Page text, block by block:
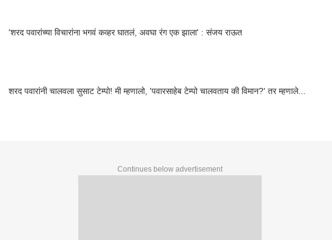
'शरद पवारांच्या विचारांना भगवं कव्हर घातलं, अवघा रंग एक झाला' : संजय राऊत
शरद पवारांनी चालवला सुसाट टेम्पो! मी म्हणालो, 'पवारसाहेब टेम्पो चालवताय की विमान?' तर म्हणाले...
Continues below advertisement